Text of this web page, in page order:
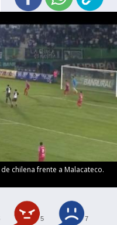
chilena frente a Malacateco.
5 7